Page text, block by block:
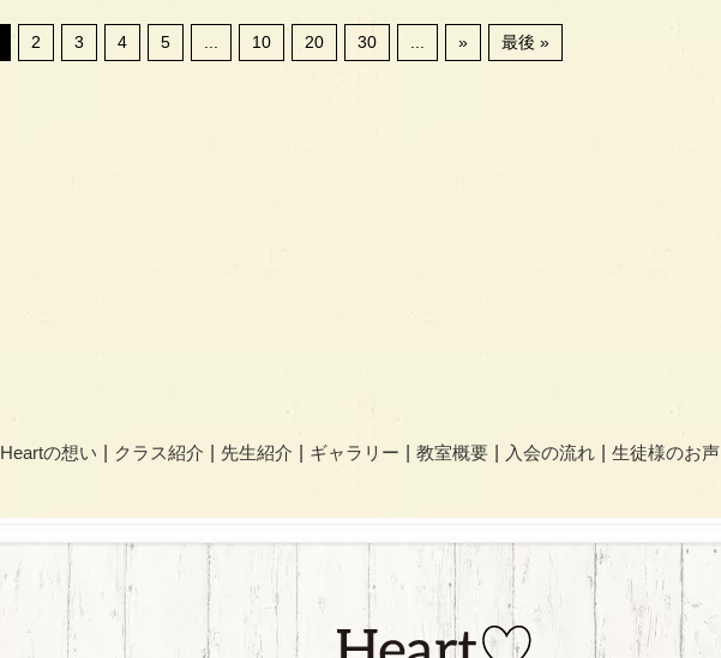
2 3 4 5 10 20 30 » 最後 »
Heartの想い クラス紹介 先生紹介 ギャラリー 教室概要 入会の流れ 生徒様のお声